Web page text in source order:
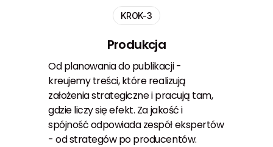
KROK-3
Produkcja
Od planowania do publikacji -
kreujemy treści, które realizują
założenia strategiczne i pracują tam,
gdzie liczy się efekt. Za jakość i
spójność odpowiada zespół ekspertów
- od strategów po producentów.